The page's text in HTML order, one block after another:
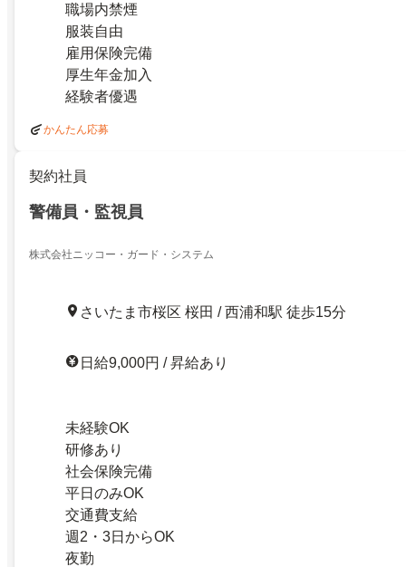
職場内禁煙
服装自由
雇用保険完備
厚生年金加入
経験者優遇
かんたん応募
契約社員
警備員・監視員
株式会社ニッコー・ガード・システム
さいたま市桜区 桜田 / 西浦和駅 徒歩15分
日給9,000円 / 昇給あり
未経験OK
研修あり
社会保険完備
平日のみOK
交通費支給
週2・3日からOK
夜勤